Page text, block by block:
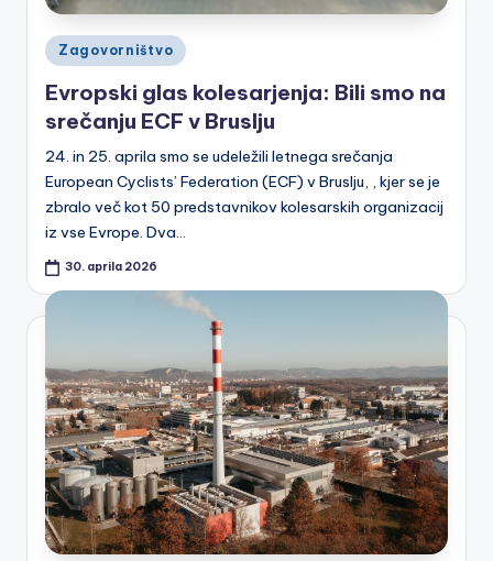
k
o
le
a
s
k
m
e
ž
a
Posted
in
Zagovorništvo
Evropski glas kolesarjenja: Bili smo na
srečanju ECF v Bruslju
24. in 25. aprila smo se udeležili letnega srečanja
European Cyclists’ Federation (ECF) v Bruslju, , kjer se je
zbralo več kot 50 predstavnikov kolesarskih organizacij
iz vse Evrope. Dva…
30. aprila 2026